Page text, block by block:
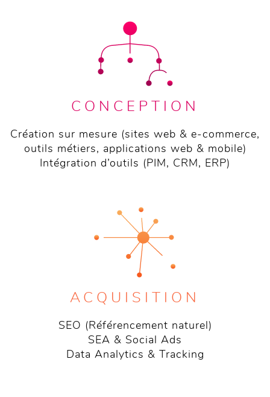
CONCEPTION
Création sur mesure (sites web & e-commerce,
outils métiers, applications web & mobile)
Intégration d’outils (PIM, CRM, ERP)
ACQUISITION
SEO (Référencement naturel)
SEA & Social Ads
Data Analytics & Tracking